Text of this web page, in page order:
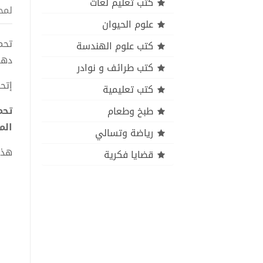
علوم الحيوان
كتب علوم الهندسة
كتب طرائف و نوادر
كتب تعليمية
طبخ وطعام
رياضة وتسالي
قضايا فكرية